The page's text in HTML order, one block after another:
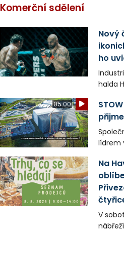
Komerční sdělení
Nový
ho
halda
v
do kin
Frič a
světa
v MMA.
05:00
lídrem
firmou
Na
V